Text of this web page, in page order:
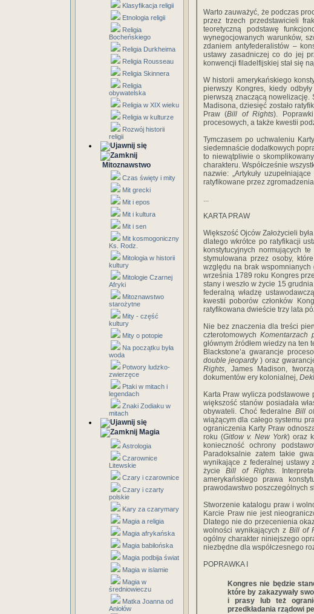
Klasyfikacja religii
Etnologia religii
Religia
Bocheńskiego
Religia Durkheima
Religia Rousseau
Religia Skinnera
Religia
obywatelska
Religia w XIX wieku
Religia w kulturze
Rozwój historii
religii
Mitoznawstwo
Czas święty i mity
Mit grecki
Mit i epos
Mit i kultura
Mit i sen
Mit kosmogoniczny
Ks. Rodz.
Mitologia w historii
kultury
Mitologie Czarnej
Afryki
Mitoznawstwo
starożytne
Mity - część
kultury
Mity o potopie
Na początku była
woda
Potwory ludzko-
zwierzęce
Ptaki w mitach i
legendach
Znaki Zodiaku w
mitach
Magia
Astrologia
Czarownice
Litewskie
Czary i czarownice
Czary i czarty
polskie
Kary za czarymary
Magia a religia
Magia afrykańska
Magia babilońska
Magia podbija świat
Magia w islamie
Magia w
średniowieczu
Matka Joanna od
Aniołów
Warto zauważyć, że podczas
przez trzech przedstawicieli
teoretyczną podstawę
wynegocjowanych warunków,
zdaniem antyfederalistów –
ustawy zasadniczej co do jej
konwencji filadelfijskiej stał się
W historii amerykańskiego
pierwszy Kongres, kiedy
pierwszą znaczącą nowelizację.
Madisona, dziesięć zostało
Praw (Bill of Rights).
procesowych, a także kwestii
Tymczasem po uchwaleniu
siedemnaście dodatkowych
to niewątpliwie o
charakteru. Współcześnie
nazwie: „Artykuły
ratyfikowane przez
...
KARTA PRAW
Większość Ojców Założycieli
dlatego wkrótce po ratyfikacji
konstytucyjnych normujących
stymulowana przez osoby,
względu na brak wspomnianych
września 1789 roku Kongres
stany i weszło w życie 15
federalną władzę
kwestii poborów członków
ratyfikowana dwieście trzy lata
Nie bez znaczenia dla treści
czterotomowych
głównym źródłem wiedzy na
Blackstone’a gwarancje
double jeopardy ) oraz
Rights, James Madison,
dokumentów ery kolonialnej,
Karta Praw wylicza
większość stanów posiadała
obywateli. Choć federalne Bill
wiążącym dla całego systemu
ograniczenia Karty Praw
roku (Gitlow v. New York) oraz
konieczność ochrony
Paradoksalnie zatem takie
wynikające z federalnej ustawy
życieBill of Rights.
amerykańskiego prawa
prawodawstwo poszczególnych
Stworzenie katalogu praw i
Karcie Praw nie jest
Dlatego nie do przecenienia
wolności wynikających z Bill of
ogólny charakter niniejszego
niezbędne dla współczesnego
POPRAWKA I
Kongres nie będzie
które by zakazywały
i prasy lub też
przedkładania rządowi